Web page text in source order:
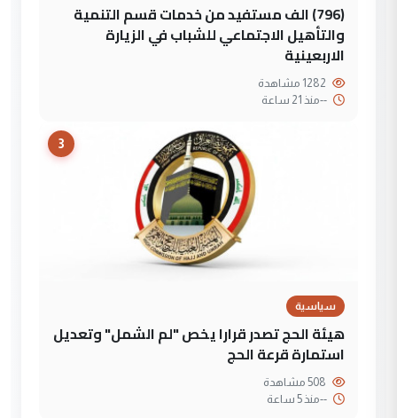
(796) الف مستفيد من خدمات قسم التنمية
والتأهيل الاجتماعي للشباب في الزيارة
الاربعينية
--منذ 21 ساعة
3
سياسية
هيئة الحج تصدر قرارا يخص "لم الشمل" وتعديل
استمارة قرعة الحج
--منذ 5 ساعة